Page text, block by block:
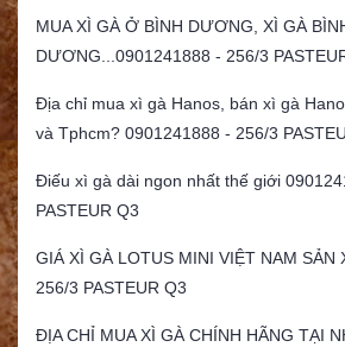
MUA XÌ GÀ Ở BÌNH DƯƠNG, XÌ GÀ
DƯƠNG...0901241888 - 256/3
Địa chỉ mua xì gà Hanos, bán xì gà
và Tphcm? 0901241888 - 256/3
Điếu xì gà dài ngon nhất thế giới
PASTEUR Q3
GIÁ XÌ GÀ LOTUS MINI VIỆT NAM SẢN
256/3 PASTEUR Q3
ĐỊA CHỈ MUA XÌ GÀ CHÍNH HÃNG TẠI